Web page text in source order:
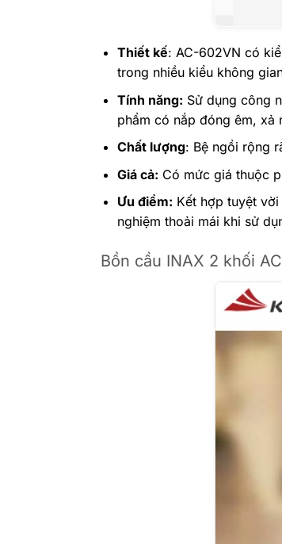
Thiết kế: AC-602VN có
trong nhiều kiểu không
Tính năng: Sử dụng công
phẩm có nắp đóng êm, xả
Chất lượng: Bệ ngồi rộng
Giá cả: Có mức giá thuộc
Ưu điểm: Kết hợp tuyệt
nghiệm thoải mái khi sử
Bồn cầu INAX 2 khối